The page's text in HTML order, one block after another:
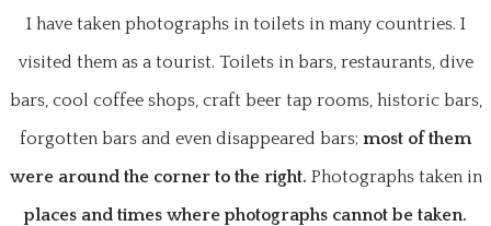
I have taken photographs in toilets in many countries. I
visited them as a tourist. Toilets in bars, restaurants, dive
bars, cool coffee shops, craft beer tap rooms, historic bars,
forgotten bars and even disappeared bars; most of them
were around the corner to the right. Photographs taken in
places and times where photographs cannot be taken.